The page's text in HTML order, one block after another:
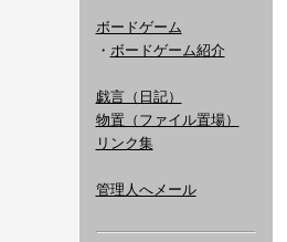
ボードゲーム
・ ボードゲーム紹介
戯言（日記）
物置（ファイル置場）
リンク集
管理人へメール